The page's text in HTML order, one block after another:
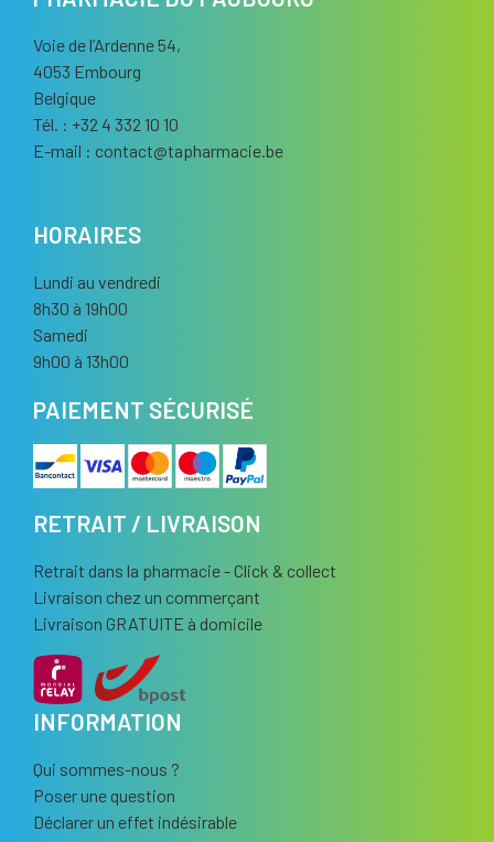
Voie de l’Ardenne 54,
4053 Embourg
Belgique
Tél. : +32 4 332 10 10
E-mail : contact@tapharmacie.be
HORAIRES
Lundi au vendredi
8h30 à 19h00
Samedi
9h00 à 13h00
PAIEMENT SÉCURISÉ
RETRAIT / LIVRAISON
Retrait dans la pharmacie - Click & collect
Livraison chez un commerçant
Livraison GRATUITE à domicile
INFORMATION
Qui sommes-nous ?
Poser une question
Déclarer un effet indésirable